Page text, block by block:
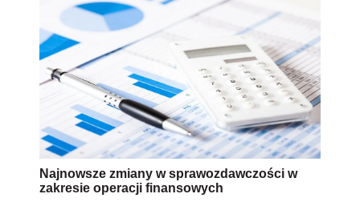
Najnowsze zmiany w sprawozdawczości w
zakresie operacji finansowych